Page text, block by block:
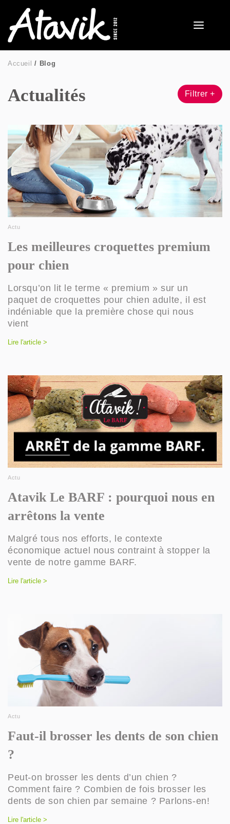
Accueil Blog
Actualités Filtrer +
Actu
Les meilleures croquettes premium
pour chien
Lorsqu’on lit le terme « premium » sur un
paquet de croquettes pour chien adulte, il est
indéniable que la première chose qui nous
vient
Lire l'article >
Actu
Atavik Le BARF : pourquoi nous en
arrêtons la vente
Malgré tous nos efforts, le contexte
économique actuel nous contraint à stopper la
vente de notre gamme BARF.
Lire l'article >
Actu
Faut-il brosser les dents de son chien
?
Peut-on brosser les dents d’un chien ?
Comment faire ? Combien de fois brosser les
dents de son chien par semaine ? Parlons-en!
Lire l'article >